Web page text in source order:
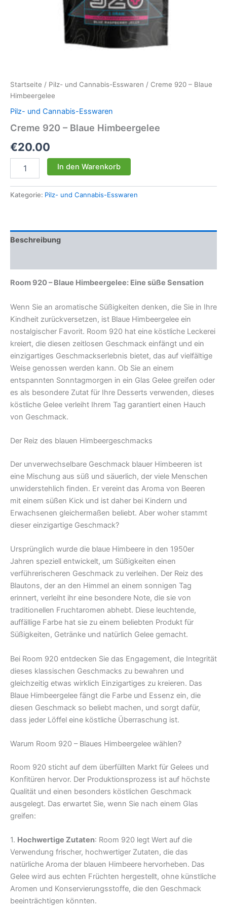
Startseite / Pilz- und Cannabis-Esswaren / Creme 920 – Blaue
Himbeergelee
Pilz- und Cannabis-Esswaren
Creme 920 – Blaue Himbeergelee
€20.00
Blaue
In den Warenkorb
Kategorie: Pilz- und Cannabis-Esswaren
Beschreibung
Room 920 – Blaue Himbeergelee: Eine süße Sensation
Wenn Sie an aromatische Süßigkeiten denken, die Sie in Ihre
Kindheit zurückversetzen, ist Blaue Himbeergelee ein
nostalgischer Favorit. Room 920 hat eine köstliche Leckerei
kreiert, die diesen zeitlosen Geschmack einfängt und ein
einzigartiges Geschmackserlebnis bietet, das auf vielfältige
Weise genossen werden kann. Ob Sie an einem
entspannten Sonntagmorgen in ein Glas Gelee greifen oder
es als besondere Zutat für Ihre Desserts verwenden, dieses
köstliche Gelee verleiht Ihrem Tag garantiert einen Hauch
von Geschmack.
Der Reiz des blauen Himbeergeschmacks
Der unverwechselbare Geschmack blauer Himbeeren ist
eine Mischung aus süß und säuerlich, der viele Menschen
unwiderstehlich finden. Er vereint das Aroma von Beeren
mit einem süßen Kick und ist daher bei Kindern und
Erwachsenen gleichermaßen beliebt. Aber woher stammt
dieser einzigartige Geschmack?
Ursprünglich wurde die blaue Himbeere in den 1950er
Jahren speziell entwickelt, um Süßigkeiten einen
verführerischeren Geschmack zu verleihen. Der Reiz des
Blautons, der an den Himmel an einem sonnigen Tag
erinnert, verleiht ihr eine besondere Note, die sie von
traditionellen Fruchtaromen abhebt. Diese leuchtende,
auffällige Farbe hat sie zu einem beliebten Produkt für
Süßigkeiten, Getränke und natürlich Gelee gemacht.
Bei Room 920 entdecken Sie das Engagement, die Integrität
dieses klassischen Geschmacks zu bewahren und
gleichzeitig etwas wirklich Einzigartiges zu kreieren. Das
Blaue Himbeergelee fängt die Farbe und Essenz ein, die
diesen Geschmack so beliebt machen, und sorgt dafür,
dass jeder Löffel eine köstliche Überraschung ist.
Warum Room 920 – Blaues Himbeergelee wählen?
Room 920 sticht auf dem überfüllten Markt für Gelees und
Konfitüren hervor. Der Produktionsprozess ist auf höchste
Qualität und einen besonders köstlichen Geschmack
ausgelegt. Das erwartet Sie, wenn Sie nach einem Glas
greifen:
1. Hochwertige Zutaten: Room 920 legt Wert auf die
Verwendung frischer, hochwertiger Zutaten, die das
natürliche Aroma der blauen Himbeere hervorheben. Das
Gelee wird aus echten Früchten hergestellt, ohne künstliche
Aromen und Konservierungsstoffe, die den Geschmack
beeinträchtigen könnten.